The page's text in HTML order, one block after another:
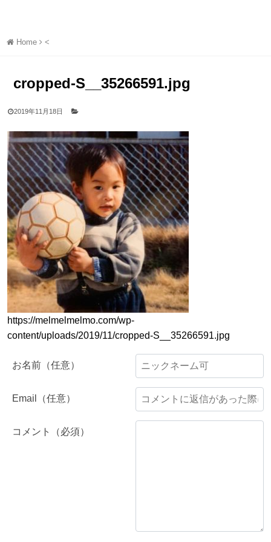
Home <
cropped-S__35266591.jpg
2019年11月18日
https://melmelmelmo.com/wp-
content/uploads/2019/11/cropped-S__35266591.jpg
コメント（必須）
お名前（任意）
Email（任意）